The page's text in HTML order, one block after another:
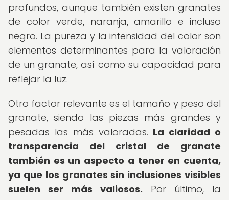
profundos, aunque también existen granates
de color verde, naranja, amarillo e incluso
negro. La pureza y la intensidad del color son
elementos determinantes para la valoración
de un granate, así como su capacidad para
reflejar la luz.
Otro factor relevante es el tamaño y peso del
granate, siendo las piezas más grandes y
pesadas las más valoradas. La claridad o
transparencia del cristal de granate
también es un aspecto a tener en cuenta,
ya que los granates sin inclusiones visibles
suelen ser más valiosos. Por último, la